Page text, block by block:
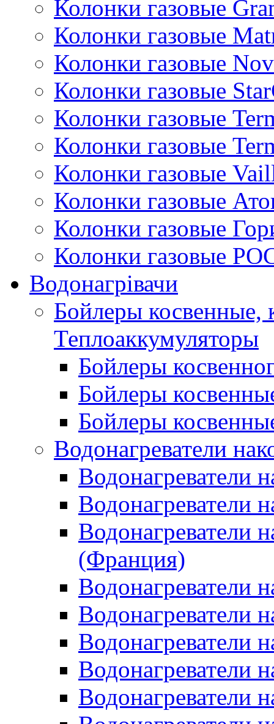
Колонки газовые
Колонки газовые
Колонки газовые
Колонки газовые
Колонки газовые
Колонки газовые
Колонки газовые
Колонки газовые
Колонки газовые
Колонки газовые
Водонагрівачи
Бойлеры косвенные,
Теплоаккумуляторы
Бойлеры
Бойлеры
Бойлеры
Водонагреватели
Водонагреватели
Водонагреватели
Водонагреватели
(Франция)
Водонагреватели
Водонагреватели
Водонагреватели
Водонагреватели
Водонагреватели